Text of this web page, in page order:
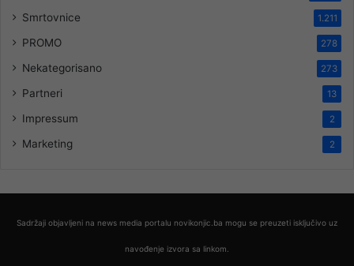
Smrtovnice 1.211
PROMO 278
Nekategorisano 273
Partneri 13
Impressum 2
Marketing 2
Sadržaji objavljeni na news media portalu novikonjic.ba mogu se preuzeti isključivo uz
navođenje izvora sa linkom.